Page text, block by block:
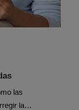
las
la…